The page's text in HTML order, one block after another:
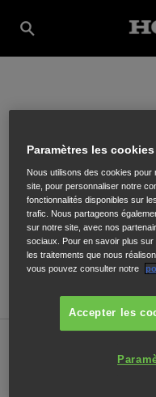
STE FJ
21, Avenue Maréchal Foch,
ITINÉRAIRE
Paramètres les cookies
Nous utilisons des cookies
site, pour personnaliser notre
fonctionnalités disponibles sur
trafic. Nous partageons
sur notre site, avec nos
sociaux. Pour en savoir plus sur
les traitements que nous
vous pouvez consulter notre
Accepter les